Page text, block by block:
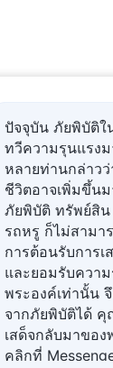
41:35
คำพ
ตอน
คว้า
34:00
คำ
ตอ
คำพ
ตอน
ภาพนิทรรศการ
งแล้ว
นโลกแล้ว! คุณอย
ปัจจุบัน ภัยพิบัติใ
ทวีความรุนแรง
หลายท่านกล่าวว่
ชีวิตอาจเพิ่มขึ้น
ภัยพิบัติ ทรัพย์สิน
รถหรู ก็ไม่สามา
การต้อนรับการเ
และยอมรับควา
พระองค์เท่านั้น
จากภัยพิบัติได้ คุ
เสด็จกลับมาของ
คลิกที่